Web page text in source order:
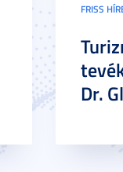
FRISS
Dr.